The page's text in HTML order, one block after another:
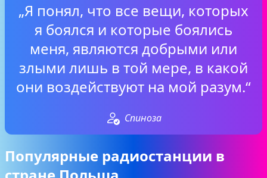
„Я понял, что все вещи, которых
я боялся и которые боялись
меня, являются добрыми или
злыми лишь в той мере, в какой
они воздействуют на мой разум.“
Спиноза
Популярные радиостанции в